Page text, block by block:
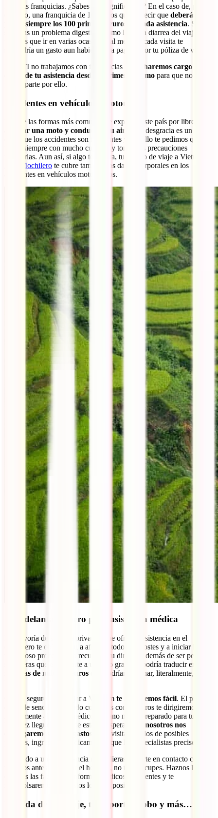
famosas franquicias. ¿Sabes qué significa eso? En el caso de, por
ejemplo, una franquicia de 100 euros quiere decir que deberás
pagar siempre los 100 primeros euros de cada asistencia. Si
sufrieras un problema digestivo, como la típica diarrea del viajero, y
tuvieras que ir en varias ocasiones al médico, cada visita te
supondría un gasto aun habiendo ya pagado por tu póliza de viaje.
En IATI no trabajamos con franquicias y
nos haremos cargo de los
costes de tu asistencia desde el primer céntimo para que no debas
preocuparte por ello.
Accidentes en vehículo a motor
Una de las formas más comunes de explorar este país por libre es
alquilar una moto y conducir a tu aire
. Por desgracia es un país
en la que los accidentes son frecuentes y por ello te pedimos que
vayas siempre con mucho cuidado y tomes las precauciones
necesarias. Aun así, si algo te pasara, tu seguro de viaje a Vietnam
IATI Mochilero te cubre también los daños corporales en los
accidentes en vehículos motorizados.
Sin adelantar dinero para asistencia médica
La mayoría de seguros privados que ofrecen asistencia en el
extranjero te obligan a ti a afrontar todos los costes y a iniciar luego
un tedioso proceso para recuperar tu dinero. Además de ser pesado,
si tuvieras que enfrentarte a un caso grave se podría traducir en
facturas de miles de euros que podrían arruinar, literalmente, tu
Con tu seguro para viajar a Vietnam te lo ponemos fácil. El proceso
es así de sencillo: Cuando contactes con nosotros te dirigiremos
rápidamente al centro médico cercano mejor preparado para tu caso.
Una vez llegues ahí ya te estarán esperando y
nosotros nos
encargaremos de los gastos
de la visita y de los de posibles
pruebas, ingresos o medicamentos que los especialistas precisen.
Si debido a una emergencia no pudieras ponerte en contacto con
nosotros antes de visitar el hospital, no te preocupes. Haznos llegar
después las facturas e informes médicos pertinentes y te
reembolsaremos tus gastos lo antes posible.
Pérdida de equipaje, transportes, robo y más…